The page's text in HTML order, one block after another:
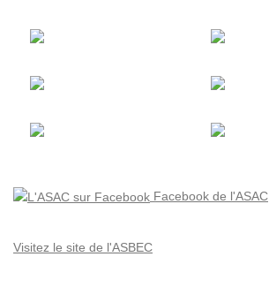
Facebook de l'ASAC
Visitez le site de l'ASBEC